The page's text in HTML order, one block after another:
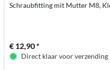
Schraubfitting mit Mutter M8,
€ 12,90 *
Direct klaar voor verzending